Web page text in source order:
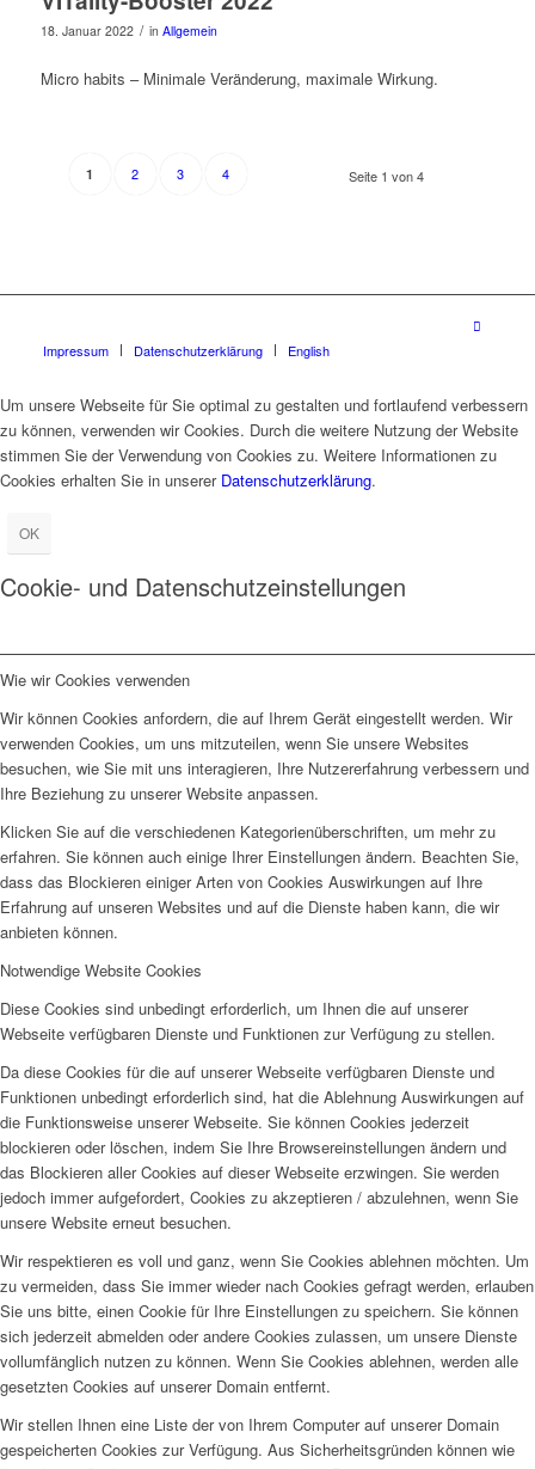
18. Januar 2022 / in Allgemein
Micro habits – Minimale Veränderung, maximale Wirkung.
Seite 1 von 4
1 2 3 4
Impressum Datenschutzerklärung English
Um unsere Webseite für Sie optimal zu gestalten und fortlaufend verbessern
zu können, verwenden wir Cookies. Durch die weitere Nutzung der Website
stimmen Sie der Verwendung von Cookies zu. Weitere Informationen zu
Cookies erhalten Sie in unserer Datenschutzerklärung.
OK
Cookie- und Datenschutzeinstellungen
Wie wir Cookies verwenden
Wir können Cookies anfordern, die auf Ihrem Gerät eingestellt werden. Wir
verwenden Cookies, um uns mitzuteilen, wenn Sie unsere Websites
besuchen, wie Sie mit uns interagieren, Ihre Nutzererfahrung verbessern und
Ihre Beziehung zu unserer Website anpassen.
Klicken Sie auf die verschiedenen Kategorienüberschriften, um mehr zu
erfahren. Sie können auch einige Ihrer Einstellungen ändern. Beachten Sie,
dass das Blockieren einiger Arten von Cookies Auswirkungen auf Ihre
Erfahrung auf unseren Websites und auf die Dienste haben kann, die wir
anbieten können.
Notwendige Website Cookies
Diese Cookies sind unbedingt erforderlich, um Ihnen die auf unserer
Webseite verfügbaren Dienste und Funktionen zur Verfügung zu stellen.
Da diese Cookies für die auf unserer Webseite verfügbaren Dienste und
Funktionen unbedingt erforderlich sind, hat die Ablehnung Auswirkungen auf
die Funktionsweise unserer Webseite. Sie können Cookies jederzeit
blockieren oder löschen, indem Sie Ihre Browsereinstellungen ändern und
das Blockieren aller Cookies auf dieser Webseite erzwingen. Sie werden
jedoch immer aufgefordert, Cookies zu akzeptieren / abzulehnen, wenn Sie
unsere Website erneut besuchen.
Wir respektieren es voll und ganz, wenn Sie Cookies ablehnen möchten. Um
zu vermeiden, dass Sie immer wieder nach Cookies gefragt werden, erlauben
Sie uns bitte, einen Cookie für Ihre Einstellungen zu speichern. Sie können
sich jederzeit abmelden oder andere Cookies zulassen, um unsere Dienste
vollumfänglich nutzen zu können. Wenn Sie Cookies ablehnen, werden alle
gesetzten Cookies auf unserer Domain entfernt.
Wir stellen Ihnen eine Liste der von Ihrem Computer auf unserer Domain
gespeicherten Cookies zur Verfügung. Aus Sicherheitsgründen können wie